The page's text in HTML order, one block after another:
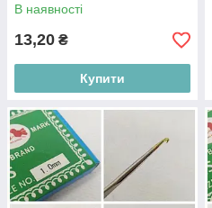
В наявності
13,20 ₴
Купити